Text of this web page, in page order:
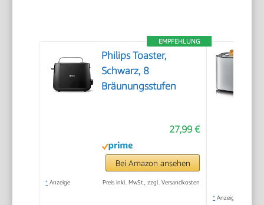
EMPFEHLUNG
Philips Toaster,
Schwarz, 8
Bräunungsstufen
27,99 €
Bei Amazon ansehen
* Anzeige Preis inkl. MwSt., zzgl. Versandkosten
* Anzeige